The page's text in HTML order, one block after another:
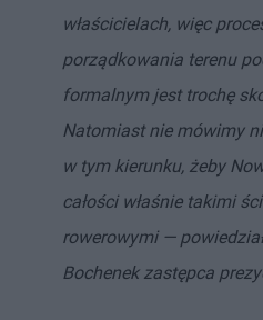
właścicielach, więc
porządkowania terenu
formalnym jest trochę
Natomiast nie mówimy
w tym kierunku, żeby
całości właśnie takimi
rowerowymi —
Bochenek zastępca